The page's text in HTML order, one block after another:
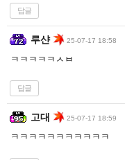
답글
루샨 25-07-17 18:58
ㅋㅋㅋㅋㅋㅅㅂ
답글
고대 25-07-17 18:59
ㅋㅋㅋㅋㅋㅋㅋㅋㅋㅋㅋ